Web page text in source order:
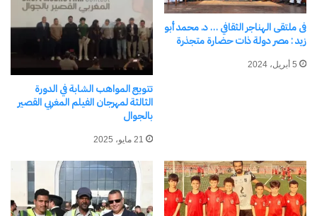
حجاج الجمعيات الأهلية إلى
الأراضي المقدسة 29 مايو
الجاري
21 مايو، 2024
في "الأخبار News"
اشترك للحصول على أحدث التدوينات المرسلة إلى بريدك
الإلكتروني.
كتابة بريدك الإلكتروني...
فى ملتقى الهناجر الثقافي … د. محمد أبو
زيد : مصر دولة ذات حضارة متجذرة
5 أبريل، 2024
تتويج المواهب الشابة في الدورة
الثالثة لمهرجان الفيلم المغربي القصير
بالجوال
21 مايو، 2025